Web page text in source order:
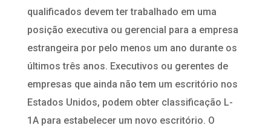
qualificados devem ter trabalhado em uma
posição executiva ou gerencial para a empresa
estrangeira por pelo menos um ano durante os
últimos três anos. Executivos ou gerentes de
empresas que ainda não tem um escritório nos
Estados Unidos, podem obter classificação L-
1A para estabelecer um novo escritório. O